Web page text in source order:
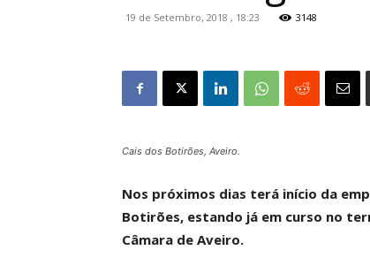
19 de Setembro, 2018 , 18:23 3148
Cais dos Botirões, Aveiro.
Nos próximos dias terá início da
Botirões, estando já em curso no
Câmara de Aveiro.